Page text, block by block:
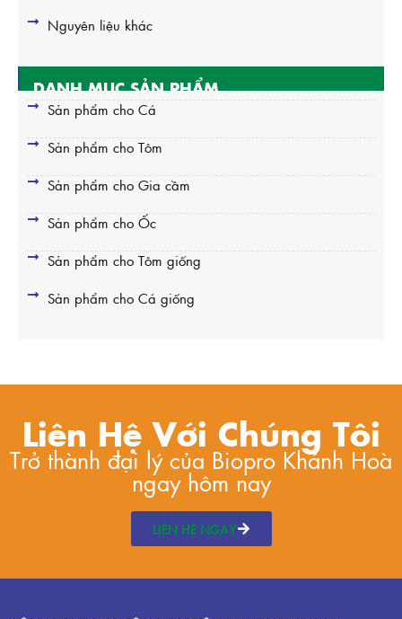
Nguyên liệu khác
DANH MỤC SẢN PHẨM
Sản phẩm cho Cá
Sản phẩm cho Tôm
Sản phẩm cho Gia cầm
Sản phẩm cho Ốc
Sản phẩm cho Tôm giống
Sản phẩm cho Cá giống
Liên Hệ Với Chúng Tôi
Trở thành đại lý của Biopro Khánh Hoà
ngay hôm nay
LIÊN HỆ NGAY